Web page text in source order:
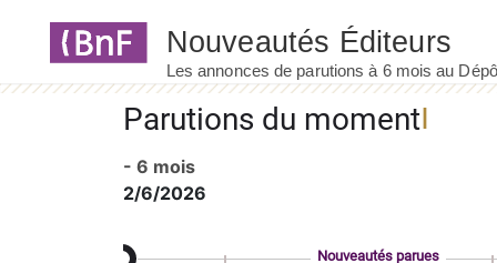
Parutions du moment
- 6 mois
2/6/2026
Nouveautés parues